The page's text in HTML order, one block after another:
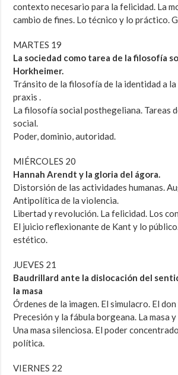
contexto necesario para la felicidad. La
cambio de fines. Lo técnico y lo práctico.
MARTES 19
La sociedad como tarea de la filosofía
Horkheimer.
Tránsito de la filosofía de la identidad a
praxis .
La filosofía social posthegeliana. Tareas
social.
Poder, dominio, autoridad.
MIÉRCOLES 20
Hannah Arendt y la gloria del ágora.
Distorsión de las actividades humanas.
Antipolítica de la violencia.
Libertad y revolución. La felicidad. Los
El juicio reflexionante de Kant y lo
estético.
JUEVES 21
Baudrillard ante la dislocación del
la masa
Órdenes de la imagen. El simulacro. El
Precesión y la fábula borgeana. La masa
Una masa silenciosa. El poder
política.
VIERNES 22